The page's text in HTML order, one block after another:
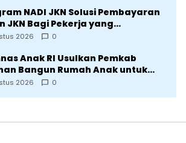
NADI JKN Solusi Pembayaran
JKN Bagi Pekerja yang
Tidak Tetap
2026 0
Anak RI Usulkan Pemkab
Bangun Rumah Anak untuk
Kekerasan
2026 0